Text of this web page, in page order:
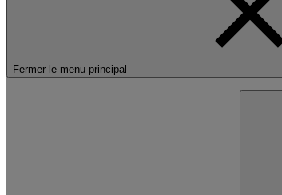
Fermer le menu principal